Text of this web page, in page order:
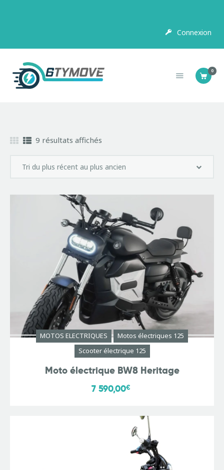
Connexion
0
ELECTRIQUE
9 résultats affichés
MOTOS ELECTRIQUES
Motos électriques 125
Scooter électrique 125
Moto électrique BW8 Heritage
7 590,00€